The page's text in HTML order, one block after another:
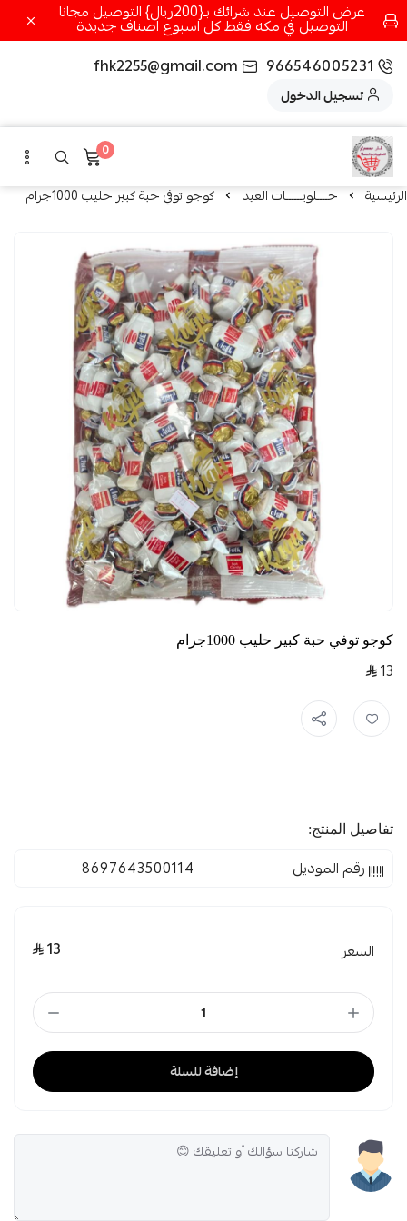
عرض التوصيل عند شرائك بـ{200ريال} التوصيل مجانا
التوصيل في مكه فقط كل اسبوع اصناف جديدة
966546005231
fhk2255@gmail.com
تسجيل الدخول
0
الرئيسية حــــلويــــــات العيد كوجو توفي حبة كبير حليب 1000جرام
كوجو توفي حبة كبير حليب 1000جرام
13
تفاصيل المنتج:
رقم الموديل 8697643500114
السعر 13
إضافة للسلة